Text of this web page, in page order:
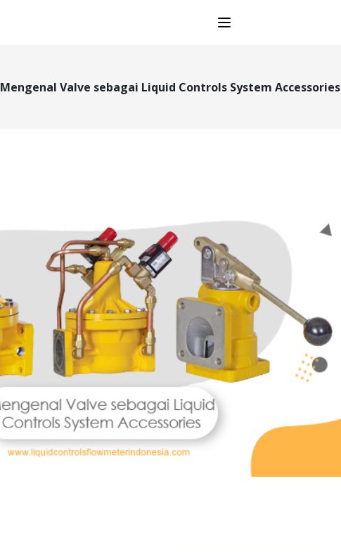
Open main menu
Mengenal Valve sebagai Liquid Controls System Accessories